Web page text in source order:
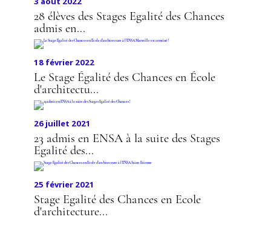
28 élèves des Stages Egalité des Chances
admis en...
18 février 2022
Le Stage Égalité des Chances en École
d'architectu...
26 juillet 2021
23 admis en ENSA à la suite des Stages
Egalité des...
25 février 2021
Stage Egalité des Chances en Ecole
d'architecture...